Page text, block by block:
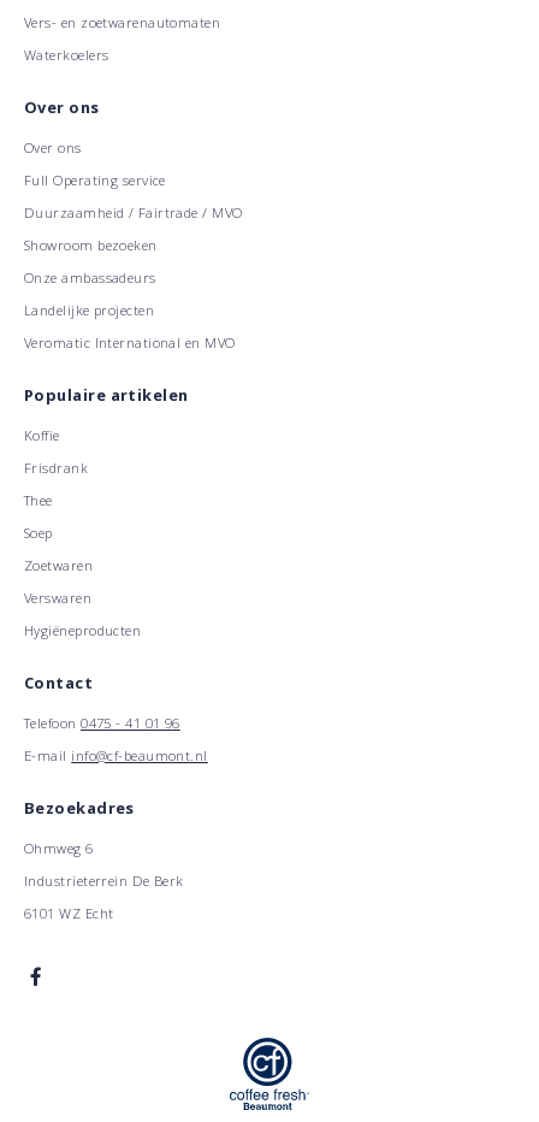
Vers- en zoetwarenautomaten
Waterkoelers
Over ons
Over ons
Full Operating service
Duurzaamheid / Fairtrade / MVO
Showroom bezoeken
Onze ambassadeurs
Landelijke projecten
Veromatic International en MVO
Populaire artikelen
Koffie
Frisdrank
Thee
Soep
Zoetwaren
Verswaren
Hygiëneproducten
Contact
Telefoon0475 - 41 01 96
E-mail info@cf-beaumont.nl
Bezoekadres
Ohmweg 6
Industrieterrein De Berk
6101 WZ Echt